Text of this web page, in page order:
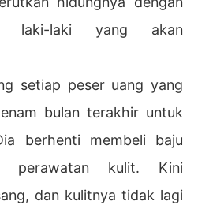
laki-laki yang akan
setiap peser uang yang
bulan terakhir untuk
berhenti membeli baju
perawatan kulit. Kini
dan kulitnya tidak lagi